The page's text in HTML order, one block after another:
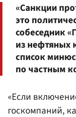
«Санкции
это
собеседник
из нефтяных
список
по частным
«Если
госкомпаний,